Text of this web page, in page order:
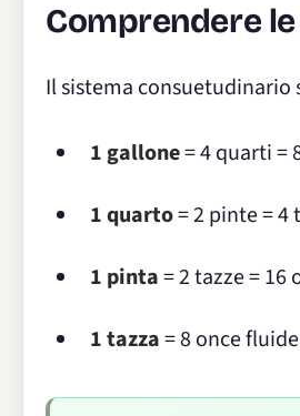
Comprendere
Il sistema
1 gallone= 4 quarti =
1 quarto= 2 pinte = 4
1 pinta= 2 tazze = 16
1 tazza= 8 once